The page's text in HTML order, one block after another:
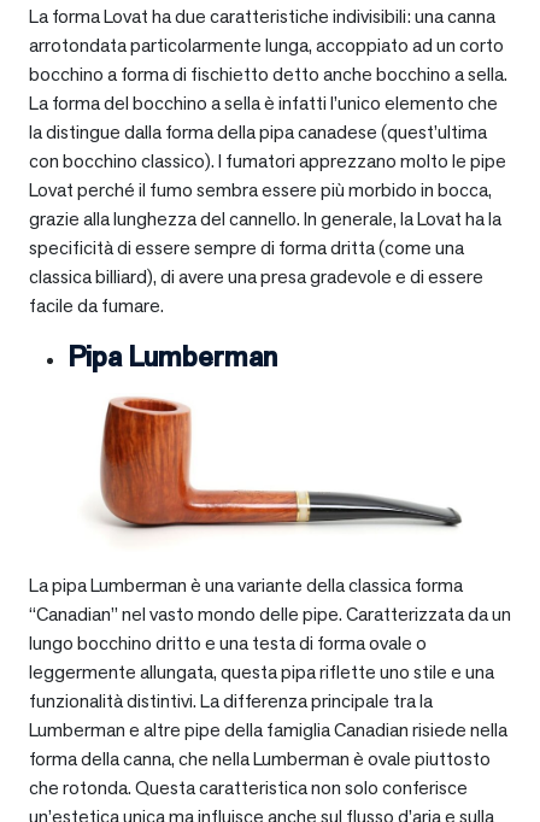
La forma Lovat ha due caratteristiche indivisibili: una canna
arrotondata particolarmente lunga, accoppiato ad un corto
bocchino a forma di fischietto detto anche bocchino a sella.
La forma del bocchino a sella è infatti l’unico elemento che
la distingue dalla forma della pipa canadese (quest’ultima
con bocchino classico). I fumatori apprezzano molto le pipe
Lovat perché il fumo sembra essere più morbido in bocca,
grazie alla lunghezza del cannello. In generale, la Lovat ha la
specificità di essere sempre di forma dritta (come una
classica billiard), di avere una presa gradevole e di essere
facile da fumare.
Pipa Lumberman
La pipa Lumberman è una variante della classica forma
“Canadian” nel vasto mondo delle pipe. Caratterizzata da un
lungo bocchino dritto e una testa di forma ovale o
leggermente allungata, questa pipa riflette uno stile e una
funzionalità distintivi. La differenza principale tra la
Lumberman e altre pipe della famiglia Canadian risiede nella
forma della canna, che nella Lumberman è ovale piuttosto
che rotonda. Questa caratteristica non solo conferisce
un’estetica unica ma influisce anche sul flusso d’aria e sulla